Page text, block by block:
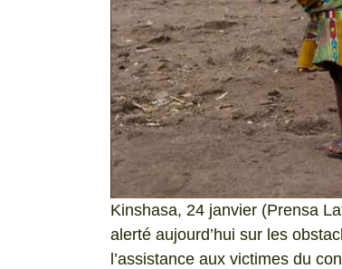
Kinshasa, 24 janvier (Prensa
alerté aujourd’hui sur les
l’assistance aux victimes du